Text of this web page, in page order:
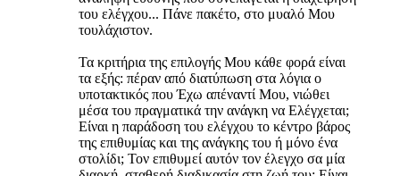
του ελέγχου... Πάνε πακέτο, στο μυαλό Μου
τουλάχιστον.
Τα κριτήρια της επιλογής Μου κάθε φορά είναι
τα εξής: πέραν από διατύπωση στα λόγια ο
υποτακτικός που Έχω απέναντί Μου, νιώθει
μέσα του πραγματικά την ανάγκη να Ελέγχεται;
Είναι η παράδοση του ελέγχου το κέντρο βάρος
της επιθυμίας και της ανάγκης του ή μόνο ένα
στολίδι; Τον επιθυμεί αυτόν τον έλεγχο σα μία